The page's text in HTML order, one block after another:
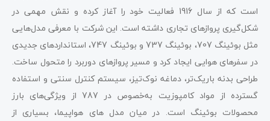
است که از سال 1916 فعالیت خود را آغاز کرده و نقش مهمی در
شکل‌گیری پروازهای تجاری داشته است. این شرکت با معرفی مدل‌هایی
مثل بوئینگ 707، بوئینگ 737 و بوئینگ 747، استانداردهای جدیدی
در سفرهای هوایی ایجاد کرد و مسیر پروازهای دوربرد را متحول ساخت.
طراحی بدنه باریک‌تر، دماغه نوک‌تیز، سیستم کنترل سنتی و استفاده
گسترده از مواد کامپوزیت به‌خصوص در 787 از ویژگی‌های بارز
محصولات بوئینگ است. در میان مدل های هواپیما، بسیاری از